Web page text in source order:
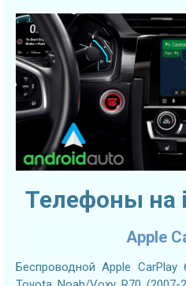
Телефоны на
Apple
Беспроводной Apple CarPlay